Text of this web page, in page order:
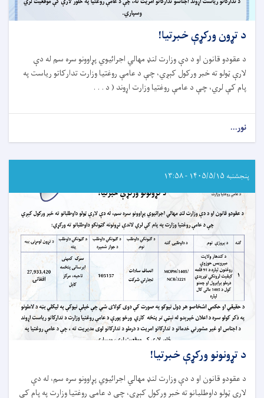
د تړون ورکړې خبرتیا!
د عقودو قانون او د دې وزارت لنډ مهالي اجرائیوي پړاوونو سره سم له دې
لارې ټولو ته خبر ورکول کېږي، چې د عامې روغتیا وزارت تدارکاتو ریاست په
پام کې لري، چې د عامې روغتیا وزارت اړوند ( د . . .
نور...
د
ورکړې
خبرتیا!پنجشنبه ۱۴۰۵/۵/۱۵ - ۱۳:۵۸
د تړونونو ورکړې خبرتیا!
د عقودوقانون او د دې وزارت لنډ مهالي اجرائیوي پړاوونو سره سم، له دې
لارې ټولو داوطلبانو ته خبر ورکول کېږي، چې د عامې روغتیا وزارت په پام کې